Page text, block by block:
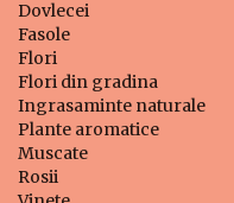
Dovlecei
Fasole
Flori
Flori din gradina
Ingrasaminte naturale
Plante aromatice
Muscate
Rosii